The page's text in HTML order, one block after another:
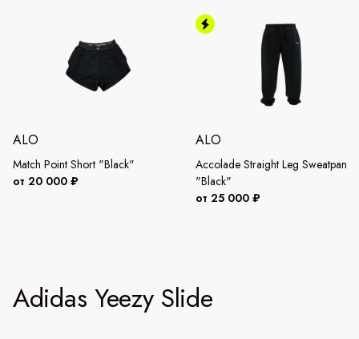
ALO
Match Point Short "Black"
от 20 000 ₽
ALO
Accolade Straight Leg Sweatpant
"Black"
от 25 000 ₽
Adidas Yeezy Slide